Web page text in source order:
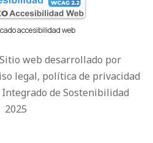
accesibilidad web
web desarrollado por
legal, política de privacidad
de Sostenibilidad
2025